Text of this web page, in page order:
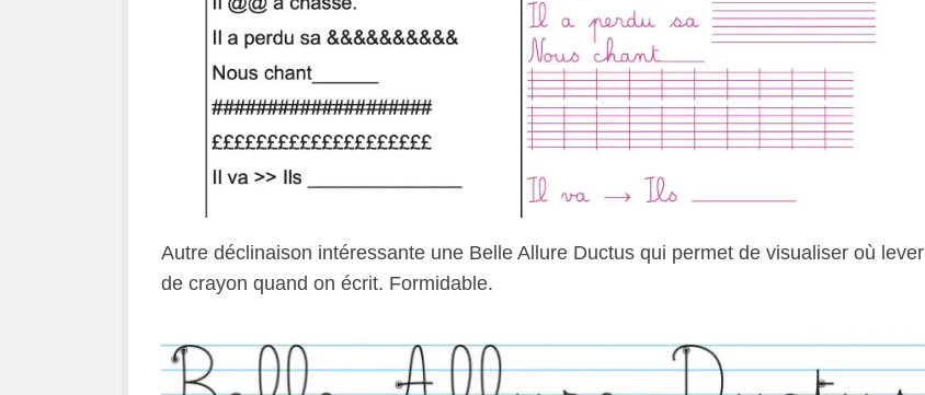
Autre déclinaison intéressante une Belle Allure Ductus qui permet de visualiser où lever
de crayon quand on écrit. Formidable.